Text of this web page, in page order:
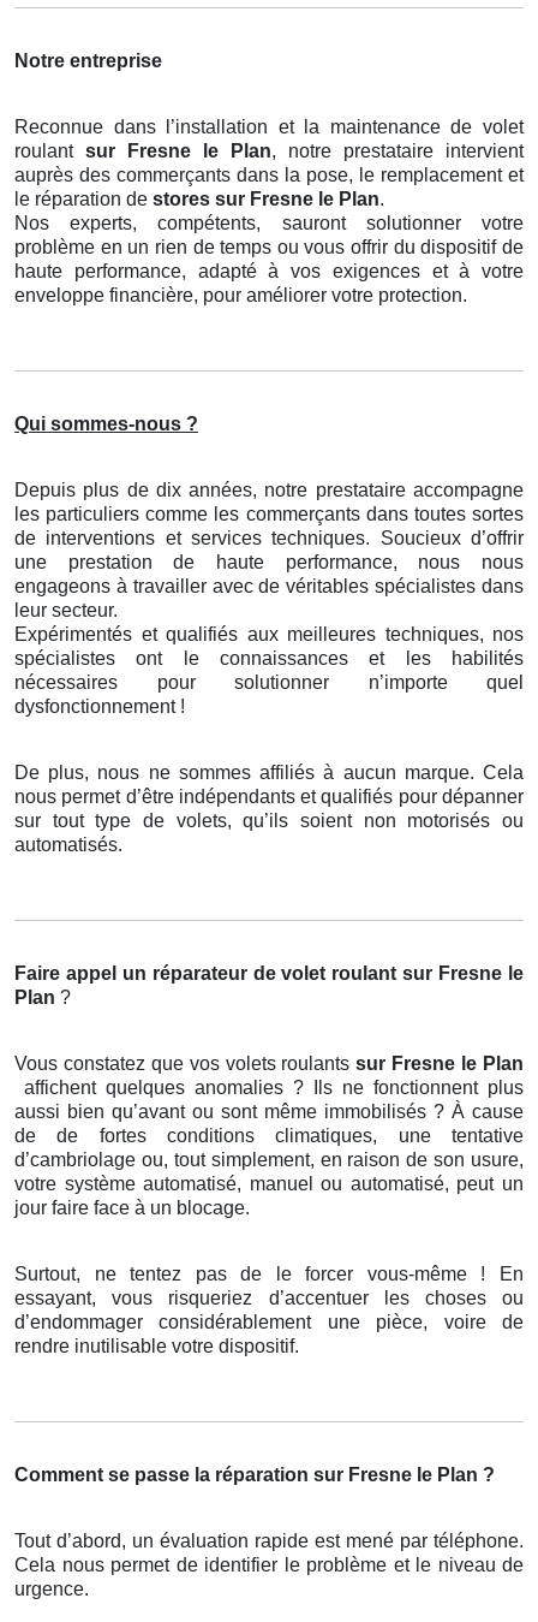
Notre entreprise
Reconnue dans l’installation et la maintenance de volet
roulant sur Fresne le Plan, notre prestataire intervient
auprès des commerçants dans la pose, le remplacement et
le réparation de stores sur Fresne le Plan.
Nos experts, compétents, sauront solutionner votre
problème en un rien de temps ou vous offrir du dispositif de
haute performance, adapté à vos exigences et à votre
enveloppe financière, pour améliorer votre protection.
Qui sommes-nous ?
Depuis plus de dix années, notre prestataire accompagne
les particuliers comme les commerçants dans toutes sortes
de interventions et services techniques. Soucieux d’offrir
une prestation de haute performance, nous nous
engageons à travailler avec de véritables spécialistes dans
leur secteur.
Expérimentés et qualifiés aux meilleures techniques, nos
spécialistes ont le connaissances et les habilités
nécessaires pour solutionner n’importe quel
dysfonctionnement !
De plus, nous ne sommes affiliés à aucun marque. Cela
nous permet d’être indépendants et qualifiés pour dépanner
sur tout type de volets, qu’ils soient non motorisés ou
automatisés.
Faire appel un réparateur de volet roulant sur Fresne le
Plan ?
Vous constatez que vos volets roulantssur Fresne le Plan
affichent quelques anomalies ? Ils ne fonctionnent plus
aussi bien qu’avant ou sont même immobilisés ? À cause
de de fortes conditions climatiques, une tentative
d’cambriolage ou, tout simplement, en raison de son usure,
votre système automatisé, manuel ou automatisé, peut un
jour faire face à un blocage.
Surtout, ne tentez pas de le forcer vous-même ! En
essayant, vous risqueriez d’accentuer les choses ou
d’endommager considérablement une pièce, voire de
rendre inutilisable votre dispositif.
Comment se passe la réparation sur Fresne le Plan ?
Tout d’abord, un évaluation rapide est mené par téléphone.
Cela nous permet de identifier le problème et le niveau de
urgence.